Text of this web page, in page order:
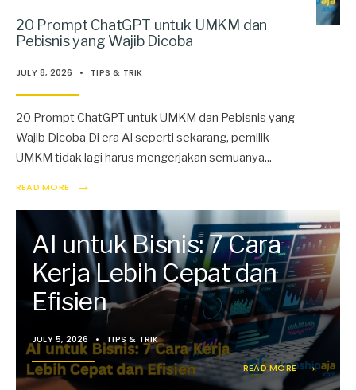
20 Prompt ChatGPT untuk UMKM dan
Pebisnis yang Wajib Dicoba
JULY 8, 2026 • TIPS & TRIK
20 Prompt ChatGPT untuk UMKM dan Pebisnis yang
Wajib Dicoba Di era AI seperti sekarang, pemilik
UMKM tidak lagi harus mengerjakan semuanya...
READ MORE →
AI untuk Bisnis: 7 Cara
Kerja Lebih Cepat dan
Efisien
JULY 5, 2026 • TIPS & TRIK
READ MORE →